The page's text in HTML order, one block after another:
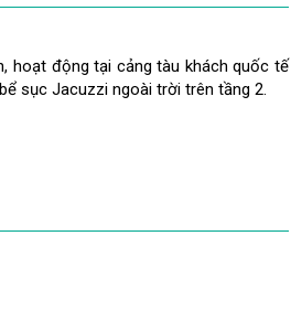
hoạt động tại cảng tàu khách quốc tế
sục Jacuzzi ngoài trời trên tầng 2.